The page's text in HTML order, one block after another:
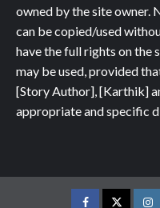
owned by the site owner.
can be copied/used
have the full rights on the
may be used, provided
[Story Author], [Karthik]
appropriate and specific